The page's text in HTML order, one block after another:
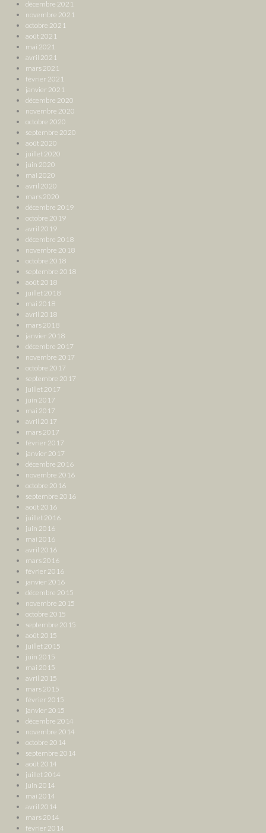
décembre 2021
novembre 2021
octobre 2021
août 2021
mai 2021
avril 2021
mars 2021
février 2021
janvier 2021
décembre 2020
novembre 2020
octobre 2020
septembre 2020
août 2020
juillet 2020
juin 2020
mai 2020
avril 2020
mars 2020
décembre 2019
octobre 2019
avril 2019
décembre 2018
novembre 2018
octobre 2018
septembre 2018
août 2018
juillet 2018
mai 2018
avril 2018
mars 2018
janvier 2018
décembre 2017
novembre 2017
octobre 2017
septembre 2017
juillet 2017
juin 2017
mai 2017
avril 2017
mars 2017
février 2017
janvier 2017
décembre 2016
novembre 2016
octobre 2016
septembre 2016
août 2016
juillet 2016
juin 2016
mai 2016
avril 2016
mars 2016
février 2016
janvier 2016
décembre 2015
novembre 2015
octobre 2015
septembre 2015
août 2015
juillet 2015
juin 2015
mai 2015
avril 2015
mars 2015
février 2015
janvier 2015
décembre 2014
novembre 2014
octobre 2014
septembre 2014
août 2014
juillet 2014
juin 2014
mai 2014
avril 2014
mars 2014
février 2014